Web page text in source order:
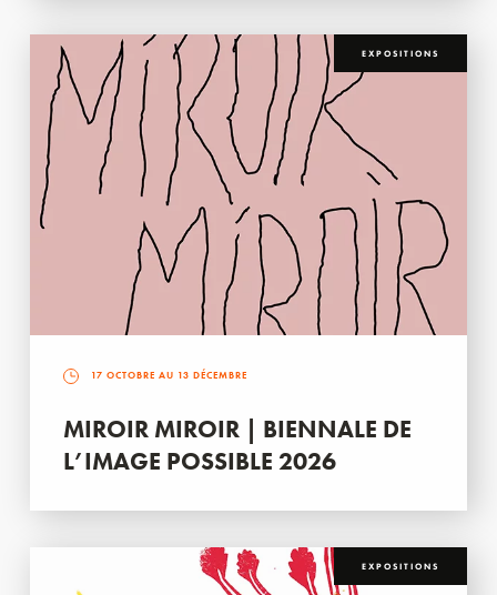
EXPOSITIONS
17 OCTOBRE AU 13 DÉCEMBRE
MIROIR MIROIR | BIENNALE DE
L’IMAGE POSSIBLE 2026
EXPOSITIONS